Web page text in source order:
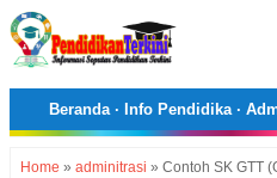
Beranda· Info Pendidika·
Home » adminitrasi » Contoh SK GTT